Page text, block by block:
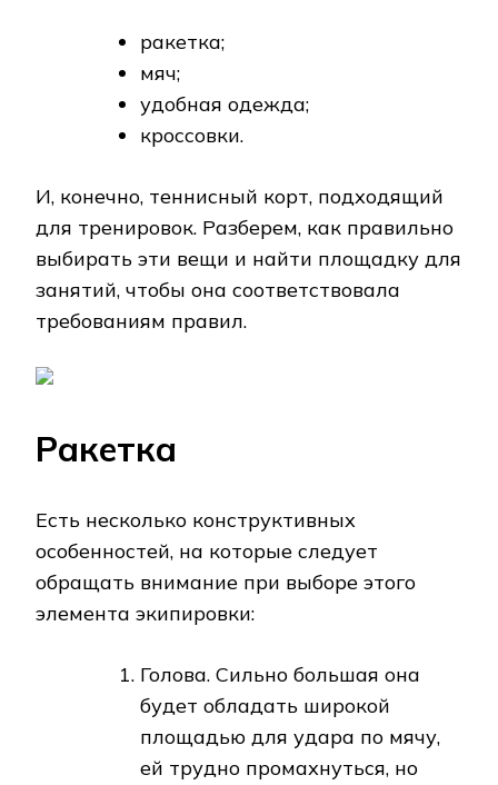
ракетка;
мяч;
удобная одежда;
кроссовки.
И, конечно, теннисный корт, подходящий
для тренировок. Разберем, как правильно
выбирать эти вещи и найти площадку для
занятий, чтобы она соответствовала
требованиям правил.
Ракетка
Есть несколько конструктивных
особенностей, на которые следует
обращать внимание при выборе этого
элемента экипировки:
Голова. Сильно большая она
будет обладать широкой
площадью для удара по мячу,
ей трудно промахнуться, но